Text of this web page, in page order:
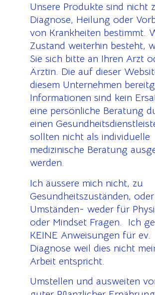
Unsere Produkte sind nicht
Diagnose, Heilung oder
von Krankheiten bestimmt.
Zustand weiterhin besteht,
Sie sich bitte an Ihren Arzt
Ärztin. Die auf dieser
diesem Unternehmen
Informationen sind kein
eine persönliche Beratung
einen
sollten nicht als individuelle
medizinische Beratung
werden.
Ich äussere mich nicht, zu
Gesundheitszuständen, oder
Umständen- weder für
oder Mindset Fragen. Ich
KEINE Anweisungen für ev.
Diagnose weil dies nicht
Arbeit entspricht.
Umstellen und ausweiten